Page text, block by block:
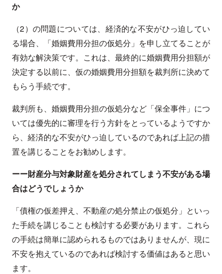
か
（2）の問題については、経済的な不安がひっ迫してい
る場合、「婚姻費用分担の仮処分」を申し立てることが
有効な解決策です。これは、最終的に婚姻費用分担額が
決定する以前に、仮の婚姻費用分担額を裁判所に決めて
もらう手続です。
裁判所も、婚姻費用分担の仮処分など「保全事件」につ
いては優先的に審理を行う方針をとっているようですか
ら、経済的な不安がひっ迫しているのであれば上記の措
置を講じることをお勧めします。
ーー財産分与対象財産を処分されてしまう不安がある場
合はどうでしょうか
「債権の仮差押え、不動産の処分禁止の仮処分」といっ
た手続を講じることも検討する必要があります。これら
の手続は簡単に認められるものではありませんが、現に
不安を抱えているのであれば検討する価値はあると思い
ます。